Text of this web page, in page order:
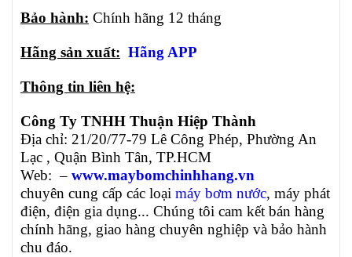
Bảo hành: Chính hãng 12 tháng
Hãng sản xuất: Hãng APP
Thông tin liên hệ:
Công Ty TNHH Thuận Hiệp Thành
Địa chỉ: 21/20/77-79 Lê Công Phép, Phường An
Lạc , Quận Bình Tân, TP.HCM
Web: – www.maybomchinhhang.vn
chuyên cung cấp các loại máy bơm nước, máy phát
điện, điện gia dụng... Chúng tôi cam kết bán hàng
chính hãng, giao hàng chuyên nghiệp và bảo hành
chu đáo.